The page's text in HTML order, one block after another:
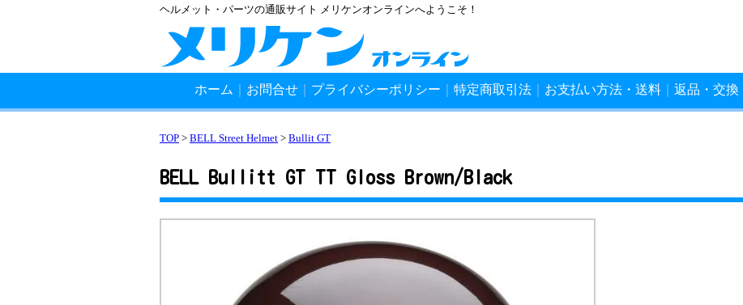
ヘルメット・パーツの通販サイト メリケンオンラインへようこそ！
ホーム お問合せ プライバシーポリシー 特定商取引法 お支払い方法・送料 返品・交換
TOP > BELL Street Helmet > Bullit GT
BELL Bullitt GT TT Gloss Brown/Black